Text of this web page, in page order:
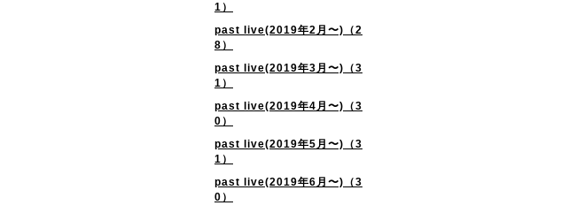
1）
past live(2019年2月〜)（2
8）
past live(2019年3月〜)（3
1）
past live(2019年4月〜)（3
0）
past live(2019年5月〜)（3
1）
past live(2019年6月〜)（3
0）